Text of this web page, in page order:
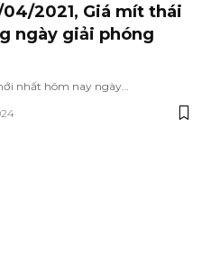
2021, Giá mít thái
ngày giải phóng
nhất hôm nay ngày…